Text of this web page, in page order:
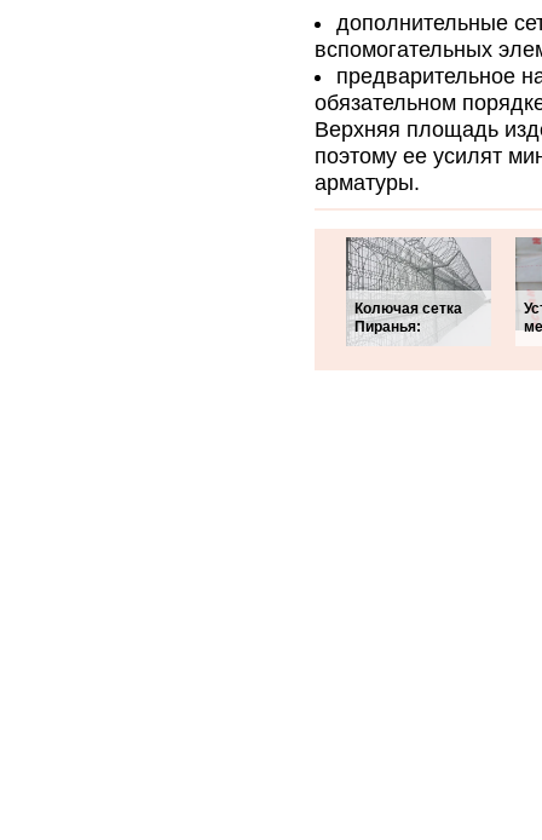
дополнительные
вспомогательных
предварительное
обязательном
Верхняя площадь
поэтому ее усилят
арматуры.
Колючая сетка
Пиранья: